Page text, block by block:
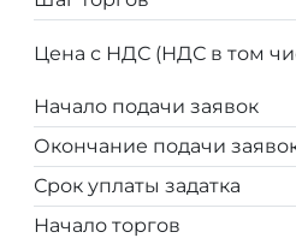
Цена с НДС (НДС в том
Начало подачи заявок
Окончание подачи
Срок уплаты задатка
Начало торгов